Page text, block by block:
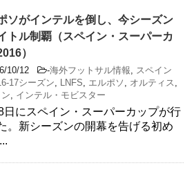
ソがインテルを倒し、今シーズン
トル制覇（スペイン・スーパーカ
）
10/12 -海外フットサル情報, スペイン
17シーズン, LNFS, エルポソ , オルティス ,
, インテル・モビスター
日にスペイン・スーパーカップが行
。新シーズンの開幕を告げる初め